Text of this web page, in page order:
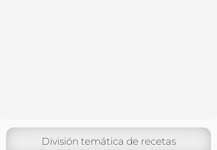
División temática de recetas